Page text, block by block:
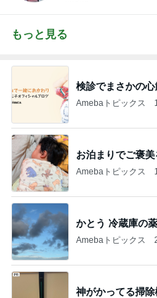
もっと見る
検診でまさかの
Amebaトピックス
お泊まりでご褒
Amebaトピックス
かとう 冷蔵庫の
Amebaトピックス
神がかってる掃除